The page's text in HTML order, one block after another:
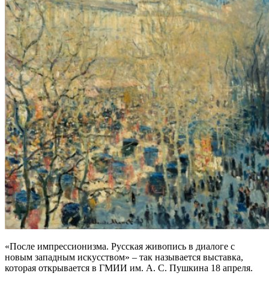
«После импрессионизма. Русская живопись в диалоге с
новым западным искусством» – так называется выставка,
которая открывается в ГМИИ им. А. С. Пушкина 18 апреля.